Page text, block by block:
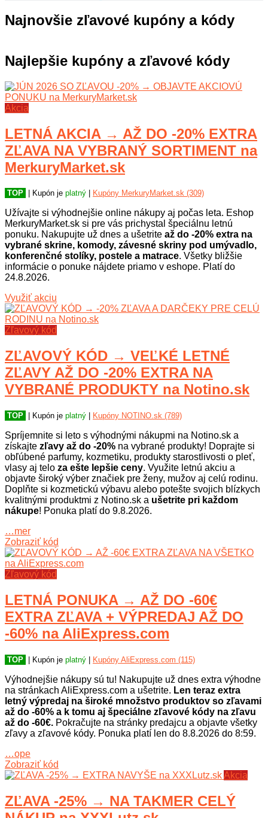
Najnovšie zľavové kupóny a kódy
Najlepšie kupóny a zľavové kódy
Akcia
LETNÁ AKCIA → AŽ DO -20% EXTRA
ZĽAVA NA VYBRANÝ SORTIMENT na
MerkuryMarket.sk
TOP | Kupón je platný Kupóny MerkuryMarket.sk (309)
Užívajte si výhodnejšie online nákupy aj počas leta. Eshop
MerkuryMarket.sk si pre vás prichystal špeciálnu letnú
ponuku. Nakupujte už dnes a ušetrite až do -20% extra na
vybrané skrine, komody, závesné skriny pod umývadlo,
konferenčné stolíky, postele a matrace. Všetky bližšie
informácie o ponuke nájdete priamo v eshope. Platí do
24.8.2026.
Využiť akciu
Zľavový kód
ZĽAVOVÝ KÓD → VEĽKÉ LETNÉ
ZĽAVY AŽ DO -20% EXTRA NA
VYBRANÉ PRODUKTY na Notino.sk
TOP | Kupón je platný Kupóny NOTINO.sk (789)
Spríjemnite si leto s výhodnými nákupmi na Notino.sk a
získajte zľavy až do -20% na vybrané produkty! Doprajte si
obľúbené parfumy, kozmetiku, produkty starostlivosti o pleť,
vlasy aj telo za ešte lepšie ceny. Využite letnú akciu a
objavte široký výber značiek pre ženy, mužov aj celú rodinu.
Doplňte si kozmetickú výbavu alebo potešte svojich blízkych
kvalitnými produktmi z Notino.sk a ušetrite pri každom
nákupe! Ponuka platí do 9.8.2026.
…mer
Zobraziť kód
Zľavový kód
LETNÁ PONUKA → AŽ DO -60€
EXTRA ZĽAVA + VÝPREDAJ AŽ DO
-60% na AliExpress.com
TOP | Kupón je platný Kupóny AliExpress.com (115)
Výhodnejšie nákupy sú tu! Nakupujte už dnes extra výhodne
na stránkach AliExpress.com a ušetrite. Len teraz extra
letný výpredaj na široké množstvo produktov so zľavami
až do -60% a k tomu aj špeciálne zľavové kódy na zľavu
až do -60€. Pokračujte na stránky predajcu a objavte všetky
zľavy a zľavové kódy. Ponuka platí len do 8.8.2026 do 8:59.
…ope
Zobraziť kód
Akcia
ZĽAVA -25% → NA TAKMER CELÝ